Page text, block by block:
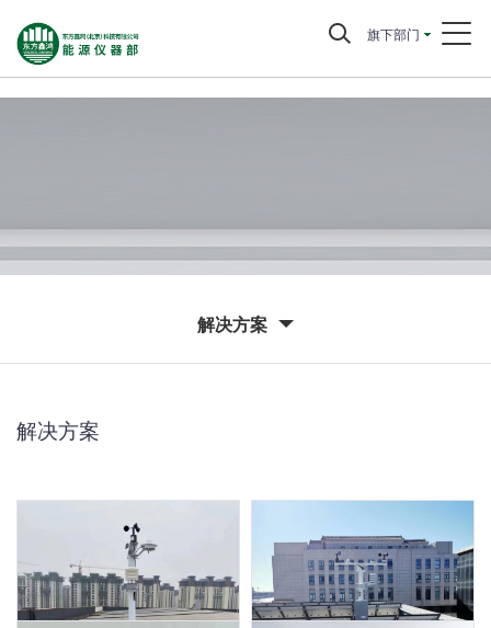
旗下部门
解决方案
解决方案